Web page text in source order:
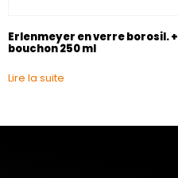
Erlenmeyer en verre borosil. +
bouchon 250 ml
Lire la suite